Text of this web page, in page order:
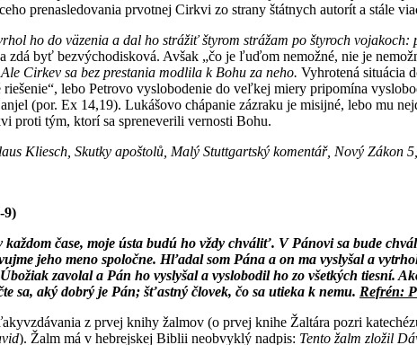
prenasledovania prvotnej Cirkvi zo strany štátnych autorít a stále
ho do väzenia a dal ho strážiť štyrom strážam po štyroch
zdá byť bezvýchodisková. Avšak „čo je ľuďom nemožné, nie je
Ale Cirkev sa bez prestania modlila k Bohu za neho. Vyhrotená situácia
lebo Petrovo vyslobodenie do veľkej miery pripomína
(por. Ex 14,19). Lukášovo chápanie zázraku je misijné, lebo mu
proti tým, ktorí sa spreneverili vernosti Bohu.
Kliesch, Skutky apoštolů, Malý Stuttgartský komentář, Nový Zákon
9)
čase, moje ústa budú ho vždy chváliť. V Pánovi sa bude
jeho meno spoločne. Hľadal som Pána a on ma vyslyšal a
zavolal a Pán ho vyslyšal a vyslobodil ho zo všetkých tiesní.
sa, aký dobrý je Pán; šťastný človek, čo sa utieka k nemu. Refrén:
z prvej knihy žalmov (o prvej knihe Žaltára pozri
). Žalm má v hebrejskej Biblii neobvyklý nadpis: Tento žalm zložil